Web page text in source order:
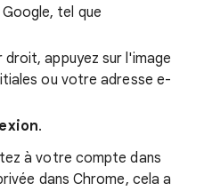
tel que
droit, appuyez sur l'image
ou votre adresse e-
.
à votre compte dans
dans Chrome, cela a